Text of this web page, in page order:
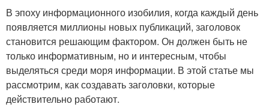
В эпоху информационного изобилия, когда каждый день
появляется миллионы новых публикаций, заголовок
становится решающим фактором. Он должен быть не
только информативным, но и интересным, чтобы
выделяться среди моря информации. В этой статье мы
рассмотрим, как создавать заголовки, которые
действительно работают.